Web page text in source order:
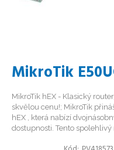
MikroTik
MikroTik hEX - Klasický
skvělou cenu!; MikroTik
hEX , která nabízí
dostupnosti. Tento